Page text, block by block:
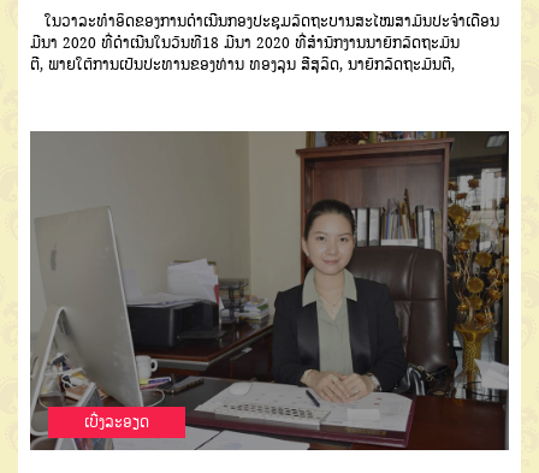
ໃນວາລະທຳອິດຂອງການດຳເນີນກອງປະຊຸມລັດຖະບານສະໄໝສາມັນປະຈຳເດືອນ
ມີນາ 2020 ທີ່ດຳເນີນໃນວັນທີ18 ມີນາ 2020 ທີ່ສໍານັກງານນາຍົກລັດຖະມົນ
ຕີ, ພາຍໃຕ້ການເປັນປະທານຂອງທ່ານ ທອງລຸນ ສີສຸລິດ, ນາຍົກລັດຖະມົນຕີ,
ເບີ່ງລະອຽດ